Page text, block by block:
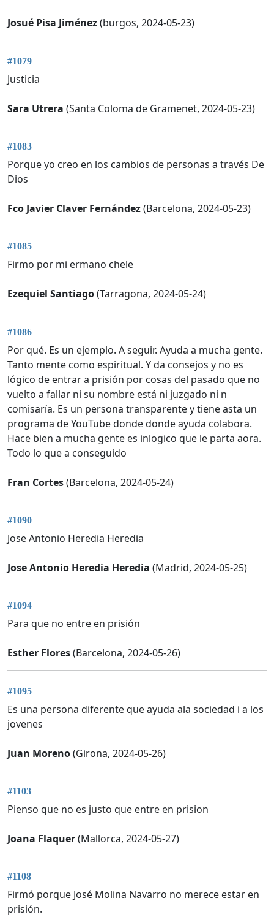
Josué Pisa Jiménez(burgos, 2024-05-23)
#1079
Justicia
Sara Utrera (Santa Coloma de Gramenet, 2024-05-23)
#1083
Porque yo creo en los cambios de personas a través De
Dios
Fco Javier Claver Fernández(Barcelona, 2024-05-23)
#1085
Firmo por mi ermano chele
Ezequiel Santiago(Tarragona, 2024-05-24)
#1086
Por qué. Es un ejemplo. A seguir. Ayuda a mucha gente.
Tanto mente como espiritual. Y da consejos y no es
lógico de entrar a prisión por cosas del pasado que no
vuelto a fallar ni su nombre está ni juzgado ni n
comisaría. Es un persona transparente y tiene asta un
programa de YouTube donde donde ayuda colabora.
Hace bien a mucha gente es inlogico que le parta aora.
Todo lo que a conseguido
Fran Cortes(Barcelona, 2024-05-24)
#1090
Jose Antonio Heredia Heredia
Jose Antonio Heredia Heredia (Madrid, 2024-05-25)
#1094
Para que no entre en prisión
Esther Flores(Barcelona, 2024-05-26)
#1095
Es una persona diferente que ayuda ala sociedad i a los
jovenes
Juan Moreno(Girona, 2024-05-26)
#1103
Pienso que no es justo que entre en prision
Joana Flaquer(Mallorca, 2024-05-27)
#1108
Firmó porque José Molina Navarro no merece estar en
prisión.